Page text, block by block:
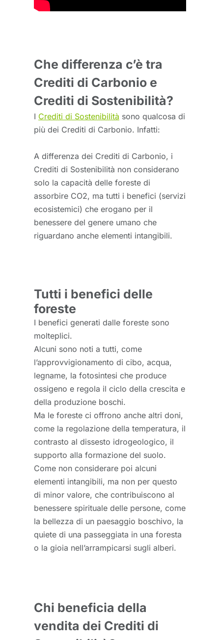
Che differenza c’è tra
Crediti di Carbonio e
Crediti di Sostenibilità?
I Crediti di Sostenibilità sono qualcosa di
più dei Crediti di Carbonio. Infatti:
A differenza dei Crediti di Carbonio, i
Crediti di Sostenibilità non considerano
solo la capacità delle foreste di
assorbire CO2, ma tutti i benefici (servizi
ecosistemici) che erogano per il
benessere del genere umano che
riguardano anche elementi intangibili.
Tutti i benefici delle
foreste
I benefici generati dalle foreste sono
molteplici.
Alcuni sono noti a tutti, come
l’approvvigionamento di cibo, acqua,
legname, la fotosintesi che produce
ossigeno e regola il ciclo della crescita e
della produzione boschi.
Ma le foreste ci offrono anche altri doni,
come la regolazione della temperatura, il
contrasto al dissesto idrogeologico, il
supporto alla formazione del suolo.
Come non considerare poi alcuni
elementi intangibili, ma non per questo
di minor valore, che contribuiscono al
benessere spirituale delle persone, come
la bellezza di un paesaggio boschivo, la
quiete di una passeggiata in una foresta
o la gioia nell’arrampicarsi sugli alberi.
Chi beneficia della
vendita dei Crediti di